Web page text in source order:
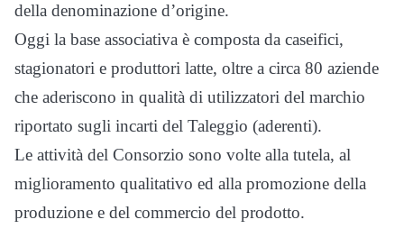
della denominazione d’origine.
Oggi la base associativa è composta da caseifici,
stagionatori e produttori latte, oltre a circa 80 aziende
che aderiscono in qualità di utilizzatori del marchio
riportato sugli incarti del Taleggio (aderenti).
Le attività del Consorzio sono volte alla tutela, al
miglioramento qualitativo ed alla promozione della
produzione e del commercio del prodotto.